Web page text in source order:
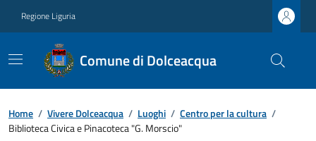
Regione Liguria
Comune di Dolceacqua
Home / Vivere Dolceacqua / Luoghi / Centro per la cultura /
Biblioteca Civica e Pinacoteca "G. Morscio"